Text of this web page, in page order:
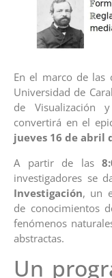
En el marco de las
Universidad de
de Visualización
convertirá en el
jueves 16 de abril
A partir de las
investigadores se
Investigación, un
de conocimientos
fenómenos
abstractas.
Un